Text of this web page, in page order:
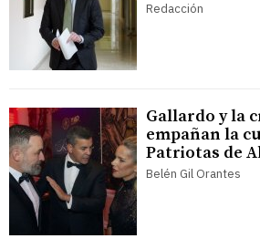
Redacción
Gallardo y la
empañan la
Patriotas de
Belén Gil Orantes